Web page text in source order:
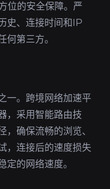
位的安全保障。严
史、连接时间和IP
何第三方。
一。跨境网络加速平
，采用智能路由技
，确保流畅的浏览、
，连接后的速度损失
的网络速度。